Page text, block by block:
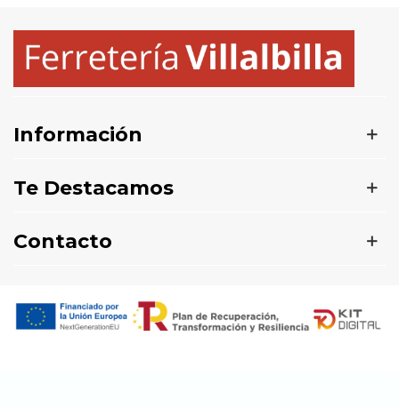
Información
Te Destacamos
Contacto